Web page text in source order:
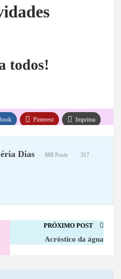
todos!
Pinterest Imprima
Dias 888 Posts 317
PRÓXIMO POST
Acróstico da água